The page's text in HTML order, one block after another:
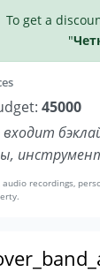
To get a
"
45000
входит
audio recordings,